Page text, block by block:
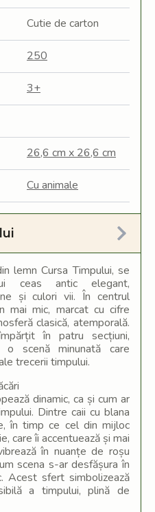
Cutie de carton
250
3+
26,6 cm x 26,6 cm
Cu animale
lemn Cursa Timpului, se
ceas antic elegant,
și culori vii. În centrul
mai mic, marcat cu cifre
clasică, atemporală.
în patru secțiuni,
scenă minunată care
trecerii timpului.
dinamic, ca și cum ar
Dintre caii cu blana
în timp ce cel din mijloc
care îi accentuează și mai
în nuanțe de roșu
scena s-ar desfășura în
Acest sfert simbolizează
a timpului, plină de